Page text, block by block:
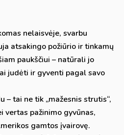
nelaisvėje, svarbu
atsakingo požiūrio ir tinkamų
paukščiui – natūrali jo
judėti ir gyventi pagal savo
– tai ne tik „mažesnis strutis“,
vertas pažinimo gyvūnas,
gamtos įvairovę.